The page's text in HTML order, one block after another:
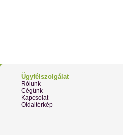
Ügyfélszolgálat
Rólunk
Cégünk
Kapcsolat
Oldaltérkép